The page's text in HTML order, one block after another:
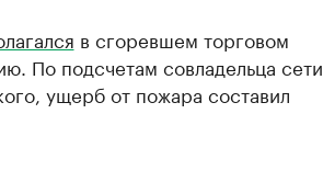
в сгоревшем торговом
По подсчетам совладельца сети
ущерб от пожара составил